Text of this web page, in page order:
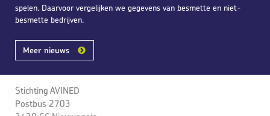
spelen. Daarvoor vergelijken we gegevens van besmette en niet-
besmette bedrijven.
Meer nieuws
Stichting AVINED
Postbus 2703